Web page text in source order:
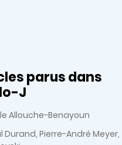
parus dans
J
Allouche-Benayoun
Durand, Pierre-André Meyer,